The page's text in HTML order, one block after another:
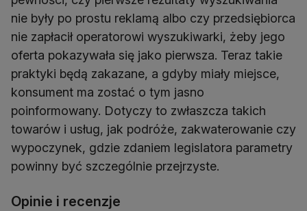
nie były po prostu reklamą albo czy przedsiębiorca
nie zapłacił operatorowi wyszukiwarki, żeby jego
oferta pokazywała się jako pierwsza. Teraz takie
praktyki będą zakazane, a gdyby miały miejsce,
konsument ma zostać o tym jasno
poinformowany. Dotyczy to zwłaszcza takich
towarów i usług, jak podróże, zakwaterowanie czy
wypoczynek, gdzie zdaniem legislatora parametry
powinny być szczególnie przejrzyste.
Opinie i recenzje